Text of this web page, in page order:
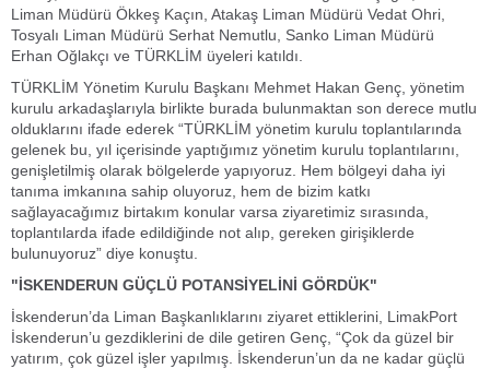
Liman Müdürü Ökkeş Kaçın, Atakaş Liman Müdürü Vedat Ohri,
Tosyalı Liman Müdürü Serhat Nemutlu, Sanko Liman Müdürü
Erhan Oğlakçı ve TÜRKLİM üyeleri katıldı.
TÜRKLİM Yönetim Kurulu Başkanı Mehmet Hakan Genç, yönetim
kurulu arkadaşlarıyla birlikte burada bulunmaktan son derece mutlu
olduklarını ifade ederek “TÜRKLİM yönetim kurulu toplantılarında
gelenek bu, yıl içerisinde yaptığımız yönetim kurulu toplantılarını,
genişletilmiş olarak bölgelerde yapıyoruz. Hem bölgeyi daha iyi
tanıma imkanına sahip oluyoruz, hem de bizim katkı
sağlayacağımız birtakım konular varsa ziyaretimiz sırasında,
toplantılarda ifade edildiğinde not alıp, gereken girişiklerde
bulunuyoruz” diye konuştu.
"İSKENDERUN GÜÇLÜ POTANSİYELİNİ GÖRDÜK"
İskenderun’da Liman Başkanlıklarını ziyaret ettiklerini, LimakPort
İskenderun’u gezdiklerini de dile getiren Genç, “Çok da güzel bir
yatırım, çok güzel işler yapılmış. İskenderun’un da ne kadar güçlü